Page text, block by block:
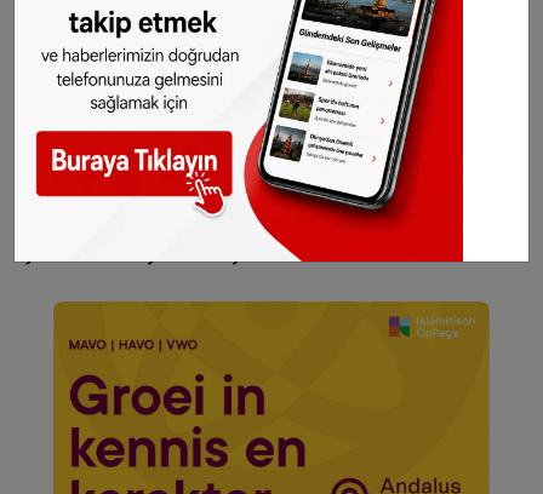
Hollanda ve diğer Avrupa ülkeleri gündeminden
seçtiğimiz haberler her gün telefonunuza
gelsin!Abone olmak için tıklayın
Sitemizde yayımlanan haberlerin her türlü
hakkıSONHABER.eu ’ya aittir. Haberin linki
kaynak olarak gösterilmeden alınan haberler
için hukuki işlem başlatılacaktır.